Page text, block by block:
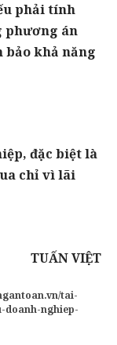
phải tính
phương án
khả năng
đặc biệt là
chỉ vì lãi
TUẤN VIỆT
tai-
doanh-nghiep-